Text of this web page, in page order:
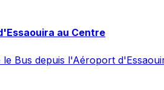
au Centre
Bus depuis l'Aéroport